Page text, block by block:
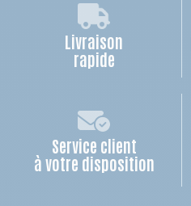
Livraison
rapide
Service client
à votre disposition